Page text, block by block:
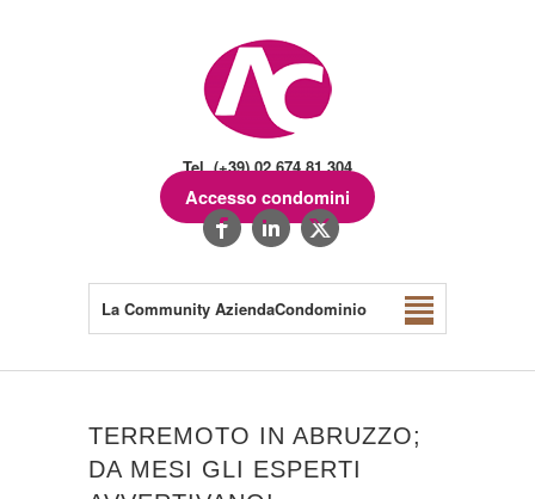
Tel. (+39) 02.674.81.304
Accesso condomini
La Community AziendaCondominio
TERREMOTO IN ABRUZZO;
DA MESI GLI ESPERTI